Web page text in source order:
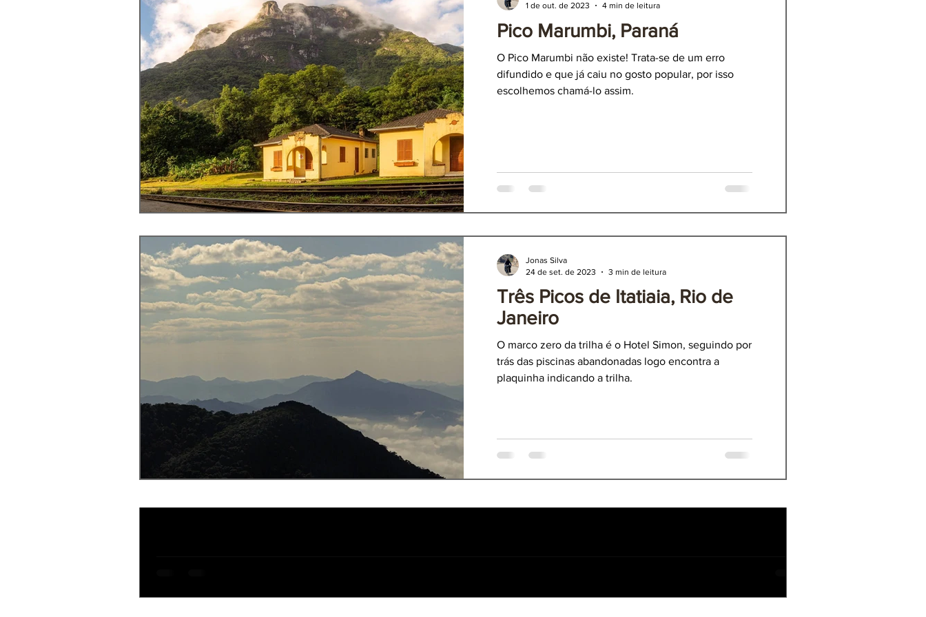
Parque Nacional de Itatiaia
Jonas Silva
1 de out. de 2023
6 min de leitura
Pico Marumbi, Paraná Três Picos de Itatiaia, Rio de Janeiro
Pico Marumbi, Paraná
O Pico Marumbi não existe! Trata-se de um erro
difundido e que já caiu no gosto popular, por isso
escolhemos chamá-lo assim.
1 de out. de 2023
4 min de leitura
Três Picos de Itatiaia, Rio de
Janeiro
O marco zero da trilha é o Hotel Simon, seguindo por
trás das piscinas abandonadas logo encontra a
plaquinha indicando a trilha.
Jonas Silva
24 de set. de 2023
3 min de leitura